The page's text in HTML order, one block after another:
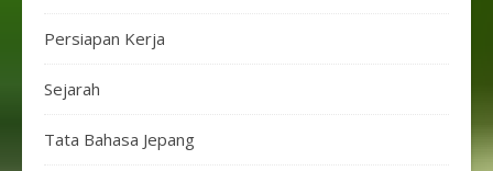
Persiapan Kerja
Sejarah
Tata Bahasa Jepang